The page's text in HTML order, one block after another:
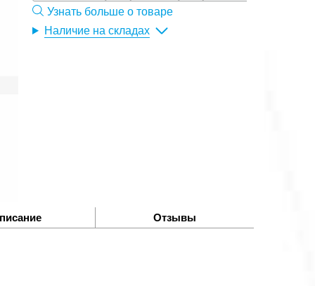
Узнать больше о товаре
Наличие на складах
Отзывы